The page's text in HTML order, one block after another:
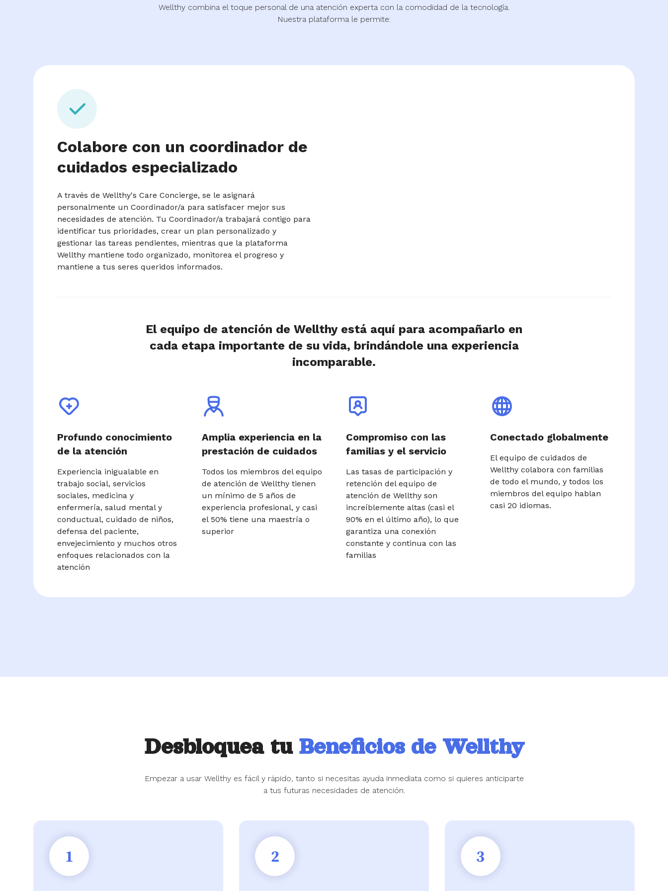
Wellthy combina el toque personal de una atención experta con la comodidad de la tecnología.
Nuestra plataforma le permite:
Colabore con un coordinador de
cuidados especializado
A través de Wellthy's Care Concierge, se le asignará
personalmente un Coordinador/a para satisfacer mejor sus
necesidades de atención. Tu Coordinador/a trabajará contigo para
identificar tus prioridades, crear un plan personalizado y
gestionar las tareas pendientes, mientras que la plataforma
Wellthy mantiene todo organizado, monitorea el progreso y
mantiene a tus seres queridos informados.
El equipo de atención de Wellthy está aquí para acompañarlo en
cada etapa importante de su vida, brindándole una experiencia
incomparable.
Profundo conocimiento
de la atención
Experiencia inigualable en
trabajo social, servicios
sociales, medicina y
enfermería, salud mental y
conductual, cuidado de niños,
defensa del paciente,
envejecimiento y muchos otros
enfoques relacionados con la
atención
Amplia experiencia en la
prestación de cuidados
Todos los miembros del equipo
de atención de Wellthy tienen
un mínimo de 5 años de
experiencia profesional, y casi
el 50% tiene una maestría o
superior
Compromiso con las
familias y el servicio
Las tasas de participación y
retención del equipo de
atención de Wellthy son
increíblemente altas (casi el
90% en el último año), lo que
garantiza una conexión
constante y continua con las
familias
Conectado globalmente
El equipo de cuidados de
Wellthy colabora con familias
de todo el mundo, y todos los
miembros del equipo hablan
casi 20 idiomas.
Desbloquea tu Beneficios de Wellthy
Empezar a usar Wellthy es fácil y rápido, tanto si necesitas ayuda inmediata como si quieres anticiparte
a tus futuras necesidades de atención.
1 2 3